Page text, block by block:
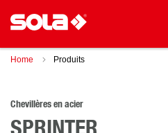
Home Produits
Chevillères en acier